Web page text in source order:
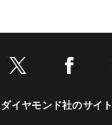
ダイヤモンド社のサイト